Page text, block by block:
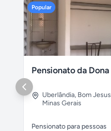
Popular
Uberlândia, Bom Jesus
Minas Gerais
Pensionato para pessoas